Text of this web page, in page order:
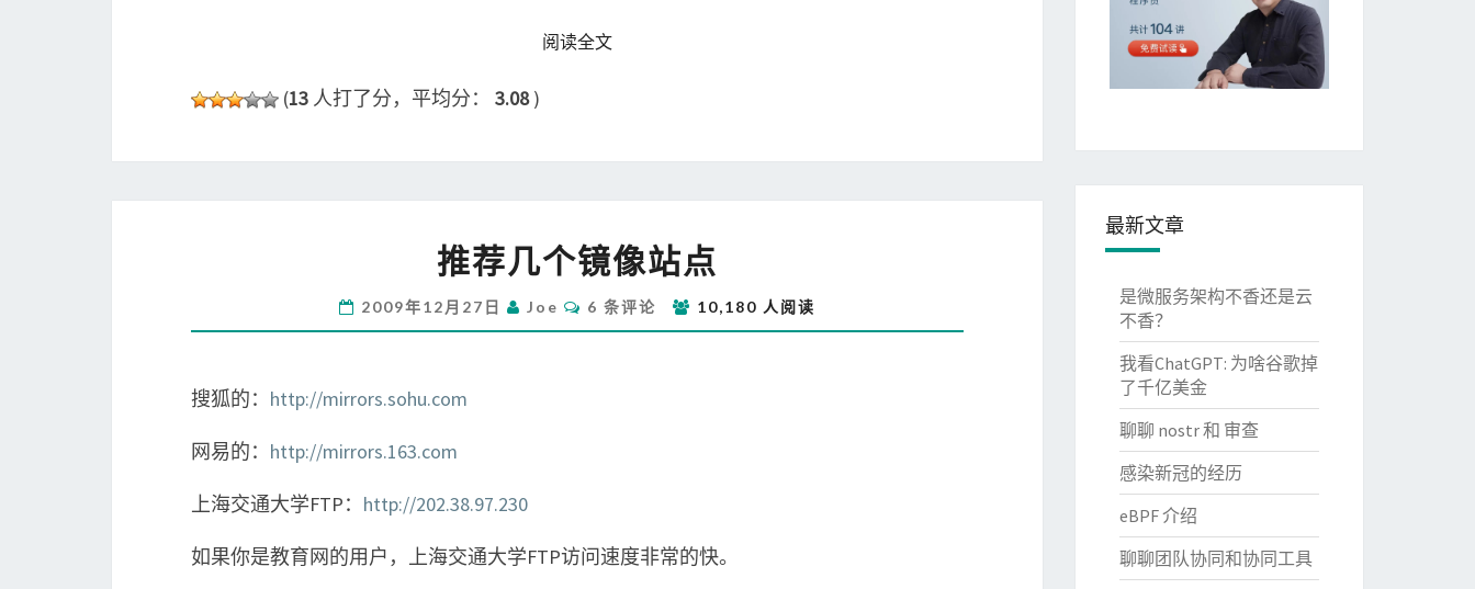
阅读全文READ MORE
(13 人打了分，平均分： 3.08)
荐
个
推荐几个镜像站点
2009年12月27日 Joe
评
论
6 条评论 10,180 人阅读
搜狐的： http://mirrors.sohu.com
网易的： http://mirrors.163.com
上海交通大学FTP： http://202.38.97.230
如果你是教育网的用户，上海交通大学FTP访问速度非常的快。
最新文章
是微服务架构不香还是云
不香？
我看ChatGPT: 为啥谷歌掉
了千亿美金
聊聊 nostr 和 审查
感染新冠的经历
eBPF 介绍
聊聊团队协同和协同工具